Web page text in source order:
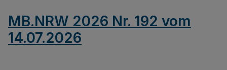
MB.NRW 2026 Nr. 192 vom
14.07.2026